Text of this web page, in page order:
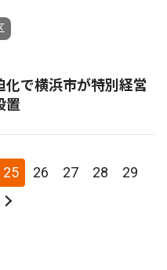
化で横浜市が特別経営
置
25 26 27 28
29